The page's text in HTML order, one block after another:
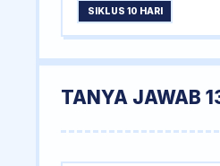
SIKLUS 10 HARI
TANYA JAWAB